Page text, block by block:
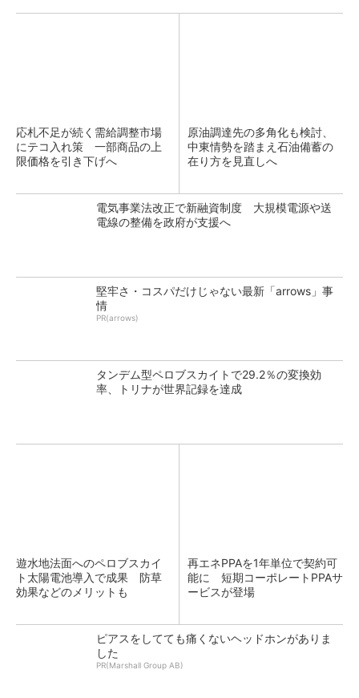
応札不足が続く需給調整市場
にテコ入れ策 一部商品の上
限価格を引き下げへ
原油調達先の多角化も検討、
中東情勢を踏まえ石油備蓄の
在り方を見直しへ
電気事業法改正で新融資制度 大規模電源や送
電線の整備を政府が支援へ
堅牢さ・コスパだけじゃない最新「arrows」事
情
PR(arrows)
タンデム型ペロブスカイトで29.2％の変換効
率、トリナが世界記録を達成
遊水地法面へのペロブスカイ
ト太陽電池導入で成果 防草
効果などのメリットも
再エネPPAを1年単位で契約可
能に 短期コーポレートPPAサ
ービスが登場
ピアスをしてても痛くないヘッドホンがありま
した
PR(Marshall Group AB)